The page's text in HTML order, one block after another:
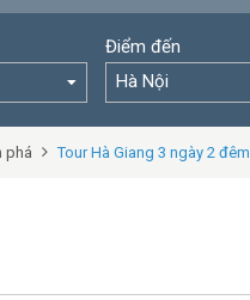
Điểm đến
Hà Nội
phá Tour Hà Giang 3 ngày 2 đêm